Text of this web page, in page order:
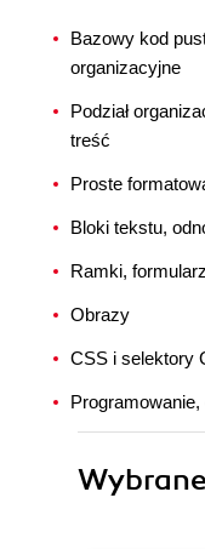
Bazowy kod
organizacyjne
Podział
treść
Proste
Bloki tekstu,
Ramki,
Obrazy
CSS i selektory